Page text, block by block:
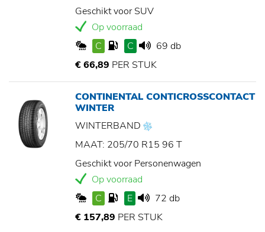
Geschikt voor SUV
Op voorraad
C
C
69 db
€ 66,89 PER STUK
CONTINENTAL CONTICROSSCONTACT
WINTER
WINTERBAND
MAAT: 205/70 R15 96 T
Geschikt voor Personenwagen
Op voorraad
C
E
72 db
€ 157,89 PER STUK